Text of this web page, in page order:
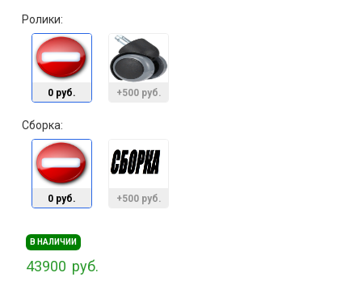
Ролики:
0 руб. +500 руб.
Сборка:
0 руб. +500 руб.
В НАЛИЧИИ
43900 руб.